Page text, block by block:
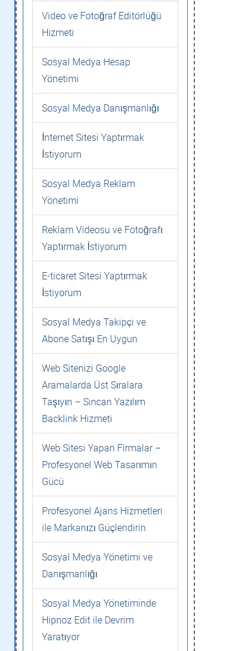
Video ve Fotoğraf Editörlüğü
Hizmeti
Sosyal Medya Hesap
Yönetimi
Sosyal Medya Danışmanlığı
İnternet Sitesi Yaptırmak
İstiyorum
Sosyal Medya Reklam
Yönetimi
Reklam Videosu ve Fotoğrafı
Yaptırmak İstiyorum
E-ticaret Sitesi Yaptırmak
İstiyorum
Sosyal Medya Takipçi ve
Abone Satışı En Uygun
Web Sitenizi Google
Aramalarda Üst Sıralara
Taşıyın – Sincan Yazılım
Backlink Hizmeti
Web Sitesi Yapan Firmalar –
Profesyonel Web Tasarımın
Gücü
Profesyonel Ajans Hizmetleri
ile Markanızı Güçlendirin
Sosyal Medya Yönetimi ve
Danışmanlığı
Sosyal Medya Yönetiminde
Hipnoz Edit ile Devrim
Yaratıyor